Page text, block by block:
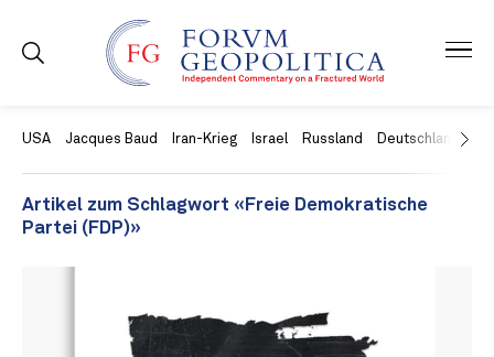
USA Jacques Baud Iran-Krieg Israel Russland Deutschland
Artikel zum Schlagwort «Freie Demokratische
Partei (FDP)»